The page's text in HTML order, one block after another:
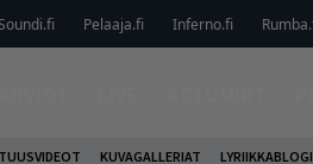
Pelaaja.fi Inferno.fi
KUVAGALLERIAT LYRIIKKABLOGI